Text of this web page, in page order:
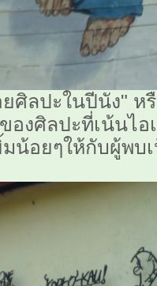
ลปะในปีนัง" ห
องศิลปะที่เน้นไ
น้อยๆให้กับผู้พบ